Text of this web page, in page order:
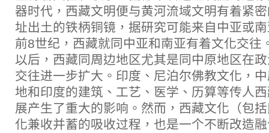
器时代，西藏文明便与黄河流域文明有着紧
址出土的铁柄铜镜，据研究可能来自中亚或
前8世纪，西藏就同中亚和南亚有着文化交往
以后，西藏同周边地区尤其是同中原地区在
交往进一步扩大。印度、尼泊尔佛教文化，
地和印度的建筑、工艺、医学、历算等传人
展产生了重大的影响。然而，西藏文化（包
化兼收并蓄的吸收过程，也是一个不断改造